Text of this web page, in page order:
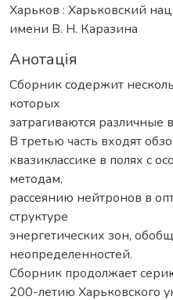
Харьков : Харьковский
имени В. Н. Каразина
Анотація
Сборник содержит
которых
затрагиваются различные
В третью часть входят
квазиклассике в полях с
методам,
рассеянию нейтронов в
структуре
энергетических зон,
неопределенностей.
Сборник продолжает
200-летию Харьковского